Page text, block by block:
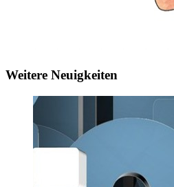
Weitere Neuigkeiten